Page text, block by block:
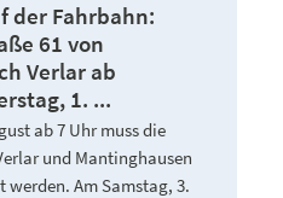
der Fahrbahn:
61 von
Verlar ab
1. ...
ab 7 Uhr muss die
und Mantinghausen
werden. Am Samstag, 3.